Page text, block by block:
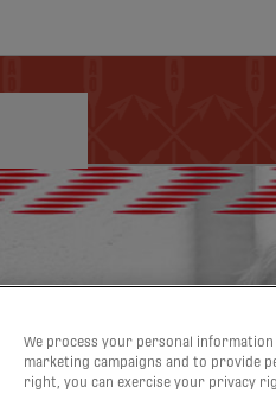
We process your personal
marketing campaigns and to provide
right, you can exercise your privacy